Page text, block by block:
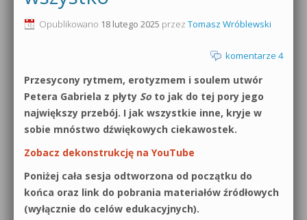
Produkcja muzyczna od podstaw
Sound Forge od podstaw
Dubstep z syntezatorem Massive
Kontakt 5 Kompendium
0dB.pl - informacje
Materiały dla mediów
Archiwum aktualności
Regulamin
Działanie sklepu internetowego
Opublikowano 18 lutego 2025 przez Tomasz Wróblewski
komentarze 4
Przesycony rytmem, erotyzmem i soulem utwór
Petera Gabriela z płyty So to jak do tej pory jego
największy przebój. I jak wszystkie inne, kryje w
sobie mnóstwo dźwiękowych ciekawostek.
Zobacz dekonstrukcję na YouTube
Poniżej cała sesja odtworzona od początku do
końca oraz link do pobrania materiałów źródłowych
(wyłącznie do celów edukacyjnych).